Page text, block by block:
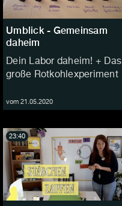
Umblick - Gemeinsam
daheim
Dein Labor daheim! + Das
große Rotkohlexperiment
vom 21.05.2020
23:40